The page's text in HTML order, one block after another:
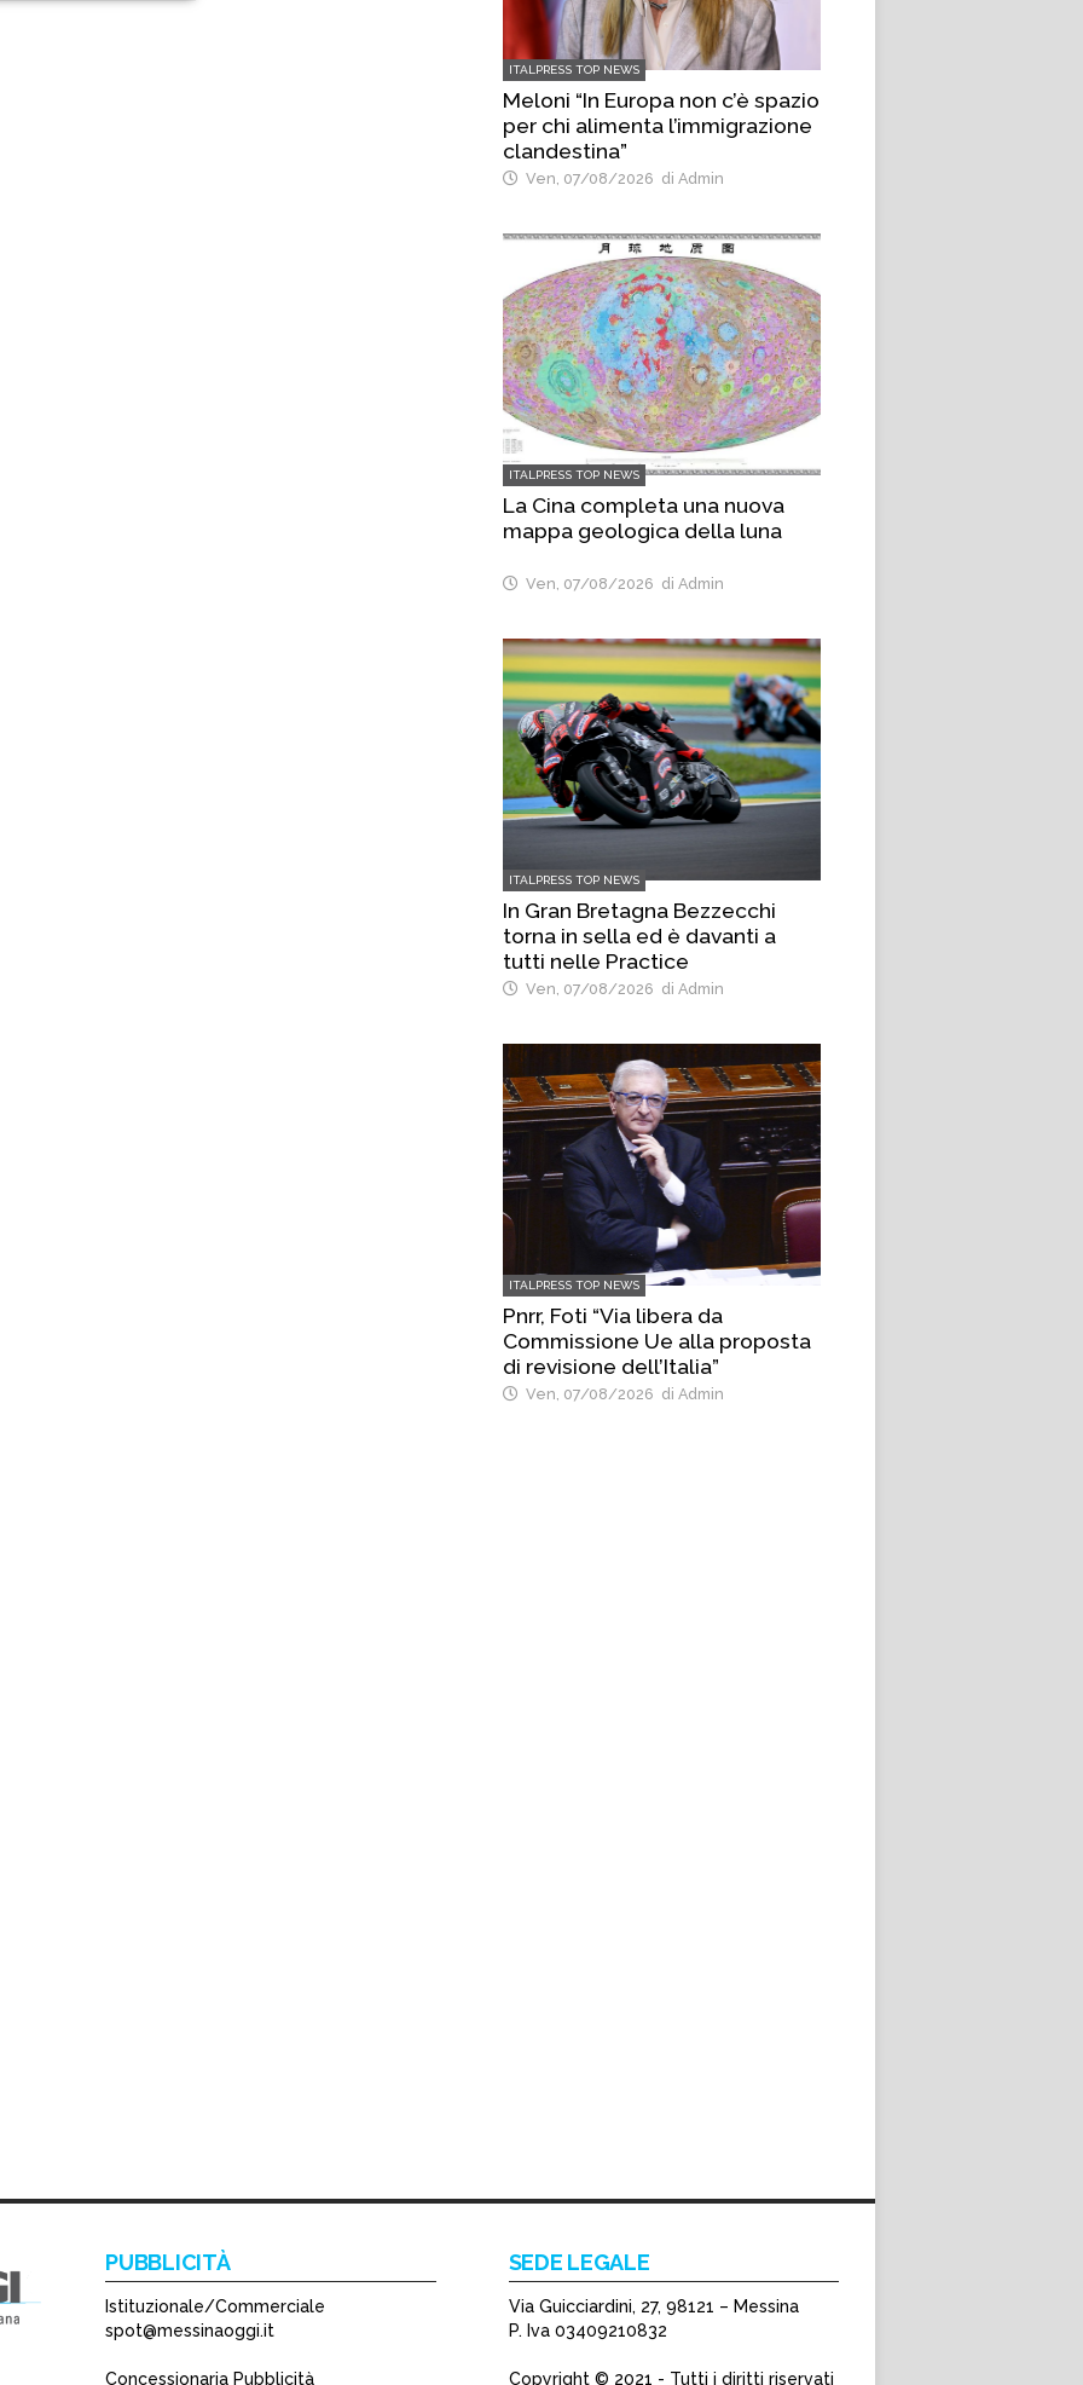
ITALPRESS TOP NEWS
Meloni “In Europa non c’è spazio
per chi alimenta l’immigrazione
clandestina”
Ven, 07/08/2026 di Admin
ITALPRESS TOP NEWS
La Cina completa una nuova
mappa geologica della luna
Ven, 07/08/2026 di Admin
ITALPRESS TOP NEWS
In Gran Bretagna Bezzecchi
torna in sella ed è davanti a
tutti nelle Practice
Ven, 07/08/2026 di Admin
ITALPRESS TOP NEWS
Pnrr, Foti “Via libera da
Commissione Ue alla proposta
di revisione dell’Italia”
Ven, 07/08/2026 di Admin
PUBBLICITÀ
Istituzionale/Commerciale
spot@messinaoggi.it
Concessionaria Pubblicità
SEDE LEGALE
Via Guicciardini, 27, 98121 – Messina
P. Iva 03409210832
Copyright © 2021 - Tutti i diritti riservati